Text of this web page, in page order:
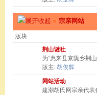
» 宗亲网站
版块
荆山谜社
为“惠来县京陇乡荆
版主: 胡俊辉
网站活动
建潮胡氏网宗亲代表